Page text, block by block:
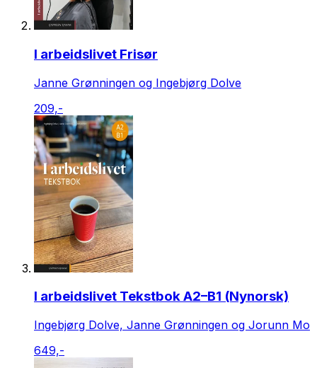
I arbeidslivet Frisør
Janne Grønningen og Ingebjørg Dolve
209,-
I arbeidslivet Tekstbok A2–B1 (Nynorsk)
Ingebjørg Dolve, Janne Grønningen og Jorunn Mo
649,-